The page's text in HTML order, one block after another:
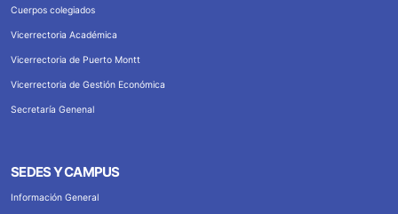
Cuerpos colegiados
Vicerrectoria Académica
Vicerrectoria de Puerto Montt
Vicerrectoria de Gestión Económica
Secretaría Genenal
SEDES Y CAMPUS
Información General